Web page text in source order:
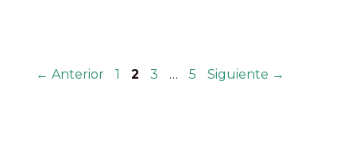
← Anterior Página
1 Página
2 Página
3 … Página
5 Siguiente →